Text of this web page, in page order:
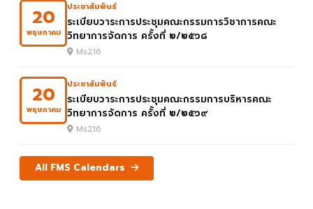
20
พฤษภาคม
ประชาสัมพันธ์
ระเบียบวาระการประชุมคณะกรรมการวิชาการคณะ
วิทยาการจัดการ ครั้งที่ ๒/๒๕๖๘
Ms216
20
พฤษภาคม
ประชาสัมพันธ์
ระเบียบวาระการประชุมคณะกรรมการบริหารคณะ
วิทยาการจัดการ ครั้งที่ ๒/๒๕๖๙
Ms216
All FMS Calendars